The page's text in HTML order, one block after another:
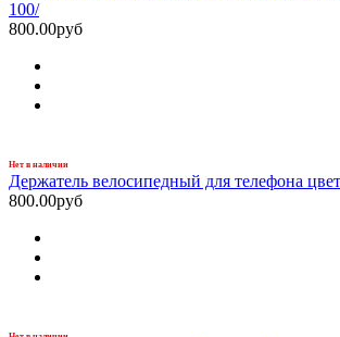
100/
800.00руб
Нет в наличии
Держатель велосипедный для телефона
800.00руб